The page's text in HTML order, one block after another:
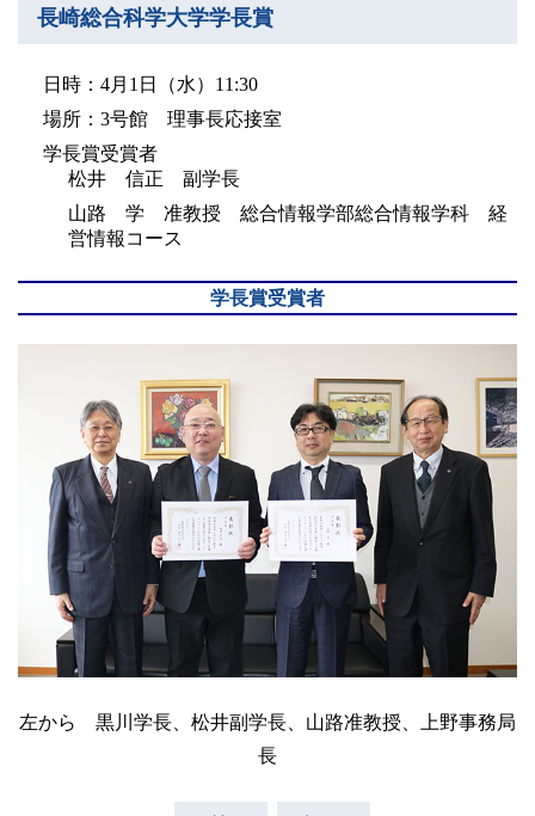
このサイトについて
プライバシーポリシー
長崎総合科学大学学長賞
日時：4月1日（水）11:30
場所：3号館 理事長応接室
学長賞受賞者
松井 信正 副学長
山路 学 准教授 総合情報学部総合情報学科 経
営情報コース
学長賞受賞者
左から 黒川学長、松井副学長、山路准教授、上野事務局
長